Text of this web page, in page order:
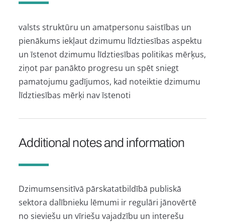
valsts struktūru un amatpersonu saistības un
pienākums iekļaut dzimumu līdztiesības aspektu
un īstenot dzimumu līdztiesības politikas mērķus,
ziņot par panākto progresu un spēt sniegt
pamatojumu gadījumos, kad noteiktie dzimumu
līdztiesības mērķi nav īstenoti
Additional notes and information
Dzimumsensitīvā pārskatatbildībā publiskā
sektora dalībnieku lēmumi ir regulāri jānovērtē
no sieviešu un vīriešu vajadzību un interešu